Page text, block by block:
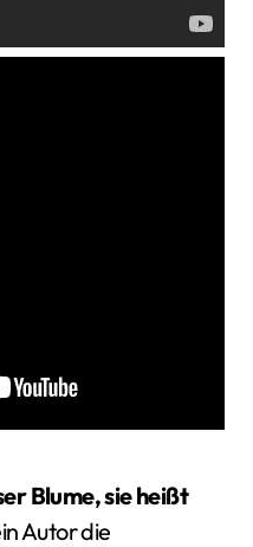
Blume, sie heißt
Autor die